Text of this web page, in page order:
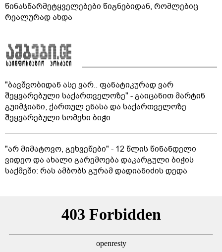
წინასწარმეტყველებები წიგნებიდან, რომლებიც
რეალურად ახდა
"ბავშვობიდან ასე ვარ.. ფანატიკურად ვარ
შეყვარებული საქართველოზე" - გაიცანით მარტინ
გუიმჯიანი, ქართულ ენასა და საქართველოზე
შეყვარებული სომეხი ბიჭი
"არ მიმატოვო, გეხვეწები" - 12 წლის წინანდელი
ვიდეო და ახალი გარემოება დაკარგული ბიჭის
საქმეში: რას ამბობს გურამ დადიანიძის დედა